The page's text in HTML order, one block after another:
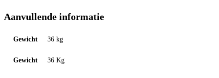
Aanvullende informatie
Gewicht 36 kg
Gewicht 36 Kg